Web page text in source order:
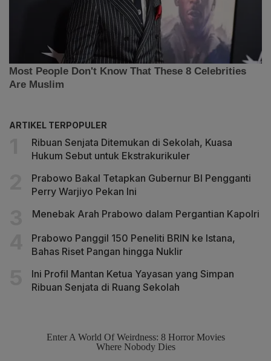
ARTIKEL TERPOPULER
Ribuan Senjata Ditemukan di Sekolah, Kuasa
Hukum Sebut untuk Ekstrakurikuler
Prabowo Bakal Tetapkan Gubernur BI Pengganti
Perry Warjiyo Pekan Ini
Menebak Arah Prabowo dalam Pergantian Kapolri
Prabowo Panggil 150 Peneliti BRIN ke Istana,
Bahas Riset Pangan hingga Nuklir
Ini Profil Mantan Ketua Yayasan yang Simpan
Ribuan Senjata di Ruang Sekolah